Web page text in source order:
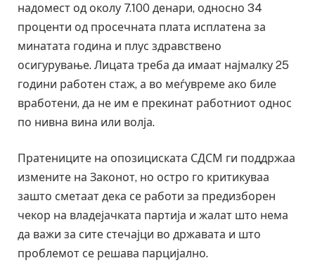
надомест од околу 7.100 денари, односно 34
проценти од просечната плата исплатена за
минатата година и плус здравствено
осигурување. Лицата треба да имаат најмалку 25
години работен стаж, а во меѓувреме ако биле
вработени, да не им е прекинат работниот однос
по нивна вина или волја.
Пратениците на опозициската СДСМ ги поддржаа
измените на Законот, но остро го критикуваа
зашто сметаат дека се работи за предизборен
чекор на владејачката партија и жалат што нема
да важи за сите стечајци во државата и што
проблемот се решава парцијално.